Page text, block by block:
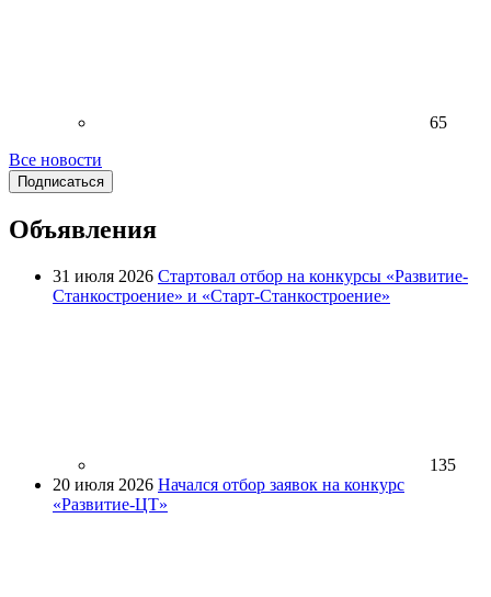
65
Все новости
Подписаться
Объявления
31 июля 2026 Стартовал отбор на конкурсы «Развитие-
Станкостроение» и «Старт-Станкостроение»
135
20 июля 2026 Начался отбор заявок на конкурс
«Развитие-ЦТ»